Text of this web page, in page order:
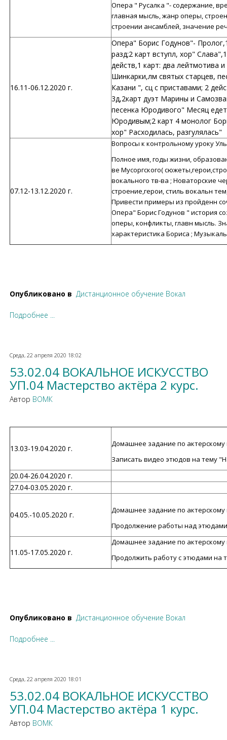
Опера " Русалка "- содержание,
главная мысль, жанр оперы,
строении ансамблей, значение
16.11-06.12.2020 г.
Опера" Борис Годунов"-
разд;2 карт вступл, хор"
действ,1 карт: два лейтмотива
Шинкарки,лм святых старцев,
Казани ", сц с приставами; 2
3д,2карт дуэт Марины и
песенка Юродивого" Месяц
Юродивым;2 карт 4 монолог
хор" Расходилась, разгулялась"
07.12-13.12.2020 г.
Вопросы к контрольному уроку
Полное имя, годы жизни,
ве Мусоргского(
вокального тв-ва ; Новаторские
строение,герои, стиль вокальн
Привести примеры из пройденн
Опера" Борис Годунов " история
оперы, конфликты, главн мысль.
характеристика Бориса ;
Опубликовано в Дистанционное обучение Вокал
Подробнее ...
Среда, 22 апреля 2020 18:02
53.02.04 ВОКАЛЬНОЕ ИСКУССТВО
УП.04 Мастерство актёра 2 курс.
Автор ВОМК
13.03-19.04.2020 г.
Домашнее задание по актерскому
Записать видео этюдов на тему
20.04-26.04.2020 г.
27.04-03.05.2020 г.
04.05.-10.05.2020 г.
Домашнее задание по актерскому
Продолжение работы над
11.05-17.05.2020 г.
Домашнее задание по актерскому
Продолжить работу с этюдами
Опубликовано в Дистанционное обучение Вокал
Подробнее ...
Среда, 22 апреля 2020 18:01
53.02.04 ВОКАЛЬНОЕ ИСКУССТВО
УП.04 Мастерство актёра 1 курс.
Автор ВОМК